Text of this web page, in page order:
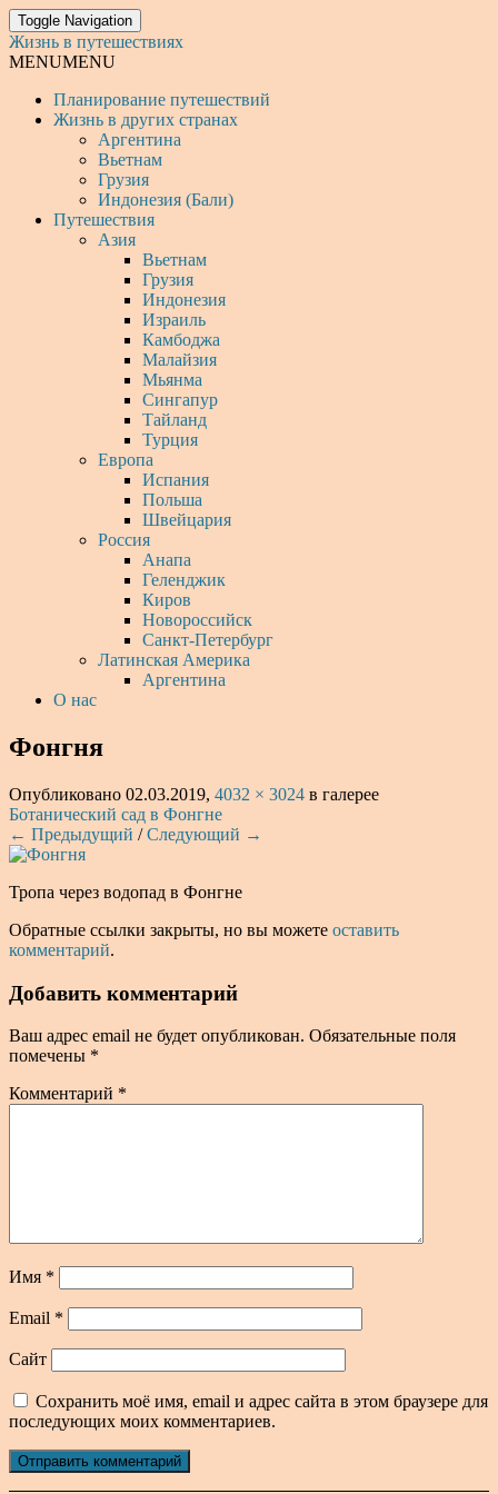
Toggle Navigation
Жизнь в путешествиях
MENUMENU
Планирование путешествий
Жизнь в других странах
Аргентина
Вьетнам
Грузия
Индонезия (Бали)
Путешествия
Азия
Вьетнам
Грузия
Индонезия
Израиль
Камбоджа
Малайзия
Мьянма
Сингапур
Тайланд
Турция
Европа
Испания
Польша
Швейцария
Россия
Анапа
Геленджик
Киров
Новороссийск
Санкт-Петербург
Латинская Америка
Аргентина
О нас
Фонгня
Опубликовано 02.03.2019, 4032 × 3024 в галерее
Ботанический сад в Фонгне
← Предыдущий /Следующий →
Тропа через водопад в Фонгне
Обратные ссылки закрыты, но вы можете оставить
комментарий.
Добавить комментарий
Ваш адрес email не будет опубликован. Обязательные поля
помечены *
Комментарий *
Имя *
Email *
Сайт
Сохранить моё имя, email и адрес сайта в этом браузере для
последующих моих комментариев.